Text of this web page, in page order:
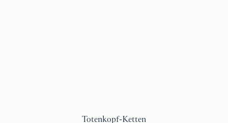
Totenkopf-Ketten